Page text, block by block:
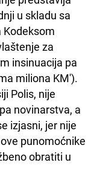
u skladu sa
Kodeksom
za
insinuacija pa
miliona KM').
Polis, nije
novinarstva, a
izjasni, jer nije
punomoćnike
obratiti u